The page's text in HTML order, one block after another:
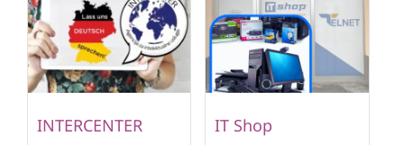
INTERCENTER IT Shop